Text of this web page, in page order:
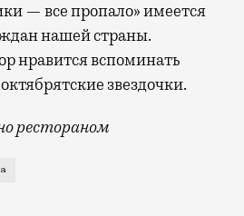
— все пропало» имеется
нашей страны.
нравится вспоминать
звездочки.
рестораном
гранд-кафе «Dr.